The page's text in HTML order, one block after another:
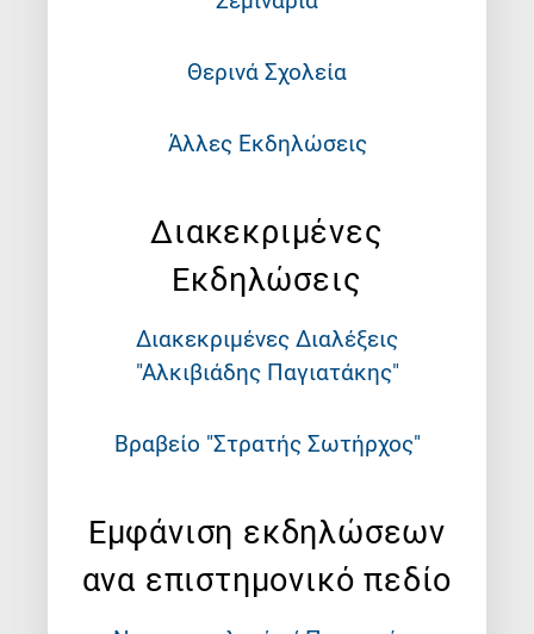
Θερινά Σχολεία
Άλλες Εκδηλώσεις
Διακεκριμένες
Εκδηλώσεις
Διακεκριμένες Διαλέξεις
"Αλκιβιάδης Παγιατάκης"
Βραβείο "Στρατής Σωτήρχος"
Εμφάνιση εκδηλώσεων
ανα επιστημονικό πεδίο